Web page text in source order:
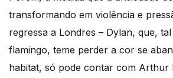
transformando em violência e
regressa a Londres – Dylan, que,
flamingo, teme perder a cor se
habitat, só pode contar com Arthur